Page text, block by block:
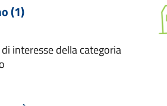
(1)
interesse della categoria